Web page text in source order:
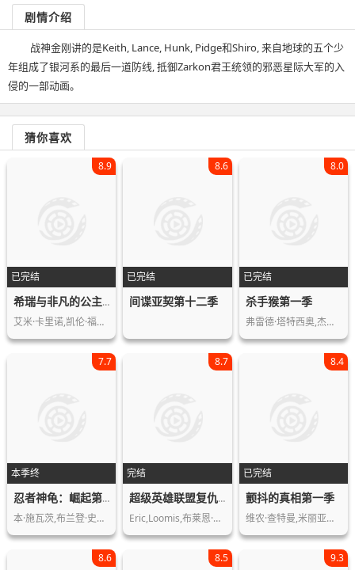
剧情介绍
战神金刚讲的是Keith, Lance, Hunk, Pidge和Shiro, 来自地球的五个少
年组成了银河系的最后一道防线, 抵御Zarkon君王统领的邪恶星际大军的入
侵的一部动画。
猜你喜欢
已完结
8.9
希瑞与非凡的公主们第四季
艾米·卡里诺,凯伦·福原,阿曼达·米夏…
已完结
8.6
间谍亚契第十二季
已完结
8.0
杀手猴第一季
弗雷德·塔特西奥,杰森·苏戴奇斯,奥利…
本季终
7.7
忍者神龟：崛起第一季
本·施瓦茨,布兰登·史密斯,奥玛·本森…
完结
8.7
超级英雄联盟复仇者第一季
Eric,Loomis,布莱恩·布鲁姆,Rick…
已完结
8.4
颤抖的真相第一季
维农·查特曼,米丽亚姆·托伦,崔·帕克…
8.6 8.5 9.3